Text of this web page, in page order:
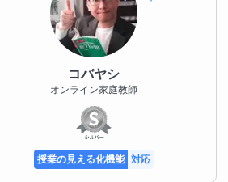
コバヤシ
オンライン家庭教師
授業の見える化機能 対応